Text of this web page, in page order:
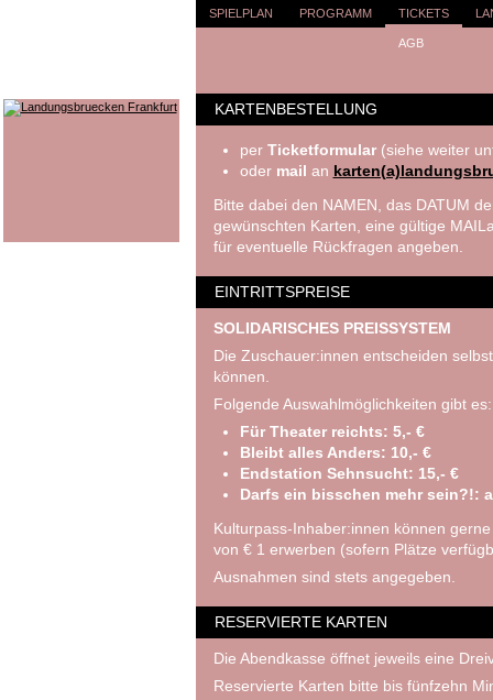
SPIELPLAN PROGRAMM TICKETS
AGB
KARTENBESTELLUNG
per Ticketformular(siehe weiter
oder mail an
Bitte dabei den NAMEN, das DATUM
gewünschten Karten, eine gültige
für eventuelle Rückfragen angeben.
EINTRITTSPREISE
SOLIDARISCHES PREISSYSTEM
Die Zuschauer:innen entscheiden
können.
Folgende Auswahlmöglichkeiten gibt es:
Für Theater reichts: 5,- €
Bleibt alles Anders: 10,- €
Endstation Sehnsucht: 15,- €
Darfs ein bisschen mehr sein?!:
Kulturpass-Inhaber:innen können
von € 1 erwerben (sofern Plätze
Ausnahmen sind stets angegeben.
RESERVIERTE KARTEN
Die Abendkasse öffnet jeweils eine
Reservierte Karten bitte bis fünfzehn